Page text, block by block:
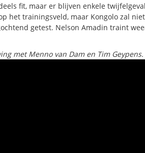
fit, maar er blijven enkele
het trainingsveld, maar Kongolo zal
getest. Nelson Amadin traint
met Menno van Dam en Tim Geypens.